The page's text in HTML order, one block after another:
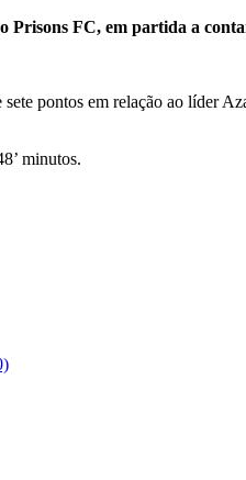
FC, em partida a
pontos em relação ao líder
minutos.